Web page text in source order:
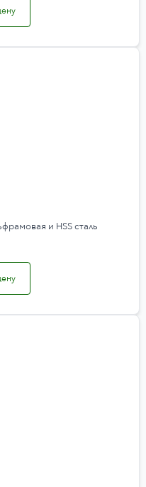
и HSS сталь